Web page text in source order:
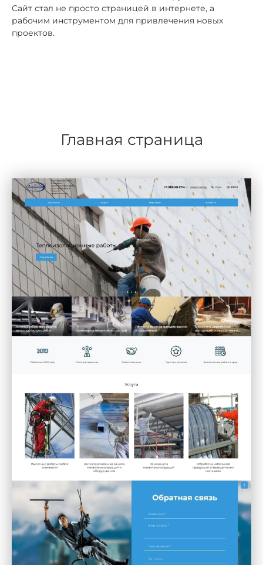
Сайт стал не просто страницей в интернете, а
рабочим инструментом для привлечения новых
проектов.
Главная страница